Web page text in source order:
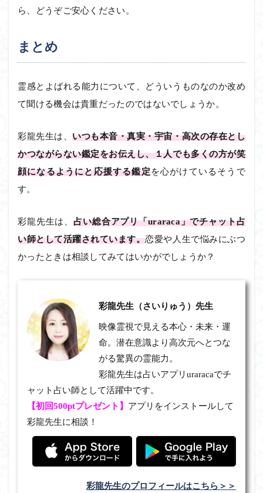
ら、どうぞご安心ください。
まとめ
霊感とよばれる能力について、どういうものなのか改め
て聞ける機会は貴重だったのではないでしょうか。
彩龍先生は、いつも本音・真実・宇宙・高次の存在とし
かつながらない鑑定をお伝えし、１人でも多くの方が笑
顔になるようにと応援する鑑定を心がけているそうで
す。
彩龍先生は、占い総合アプリ「uraraca」でチャット占
い師として活躍されています。恋愛や人生で悩みにぶつ
かったときは相談してみてはいかがでしょうか？
彩龍先生（さいりゅう）先生
映像霊視で見える本心・未来・運
命。潜在意識より高次元へとつな
がる驚異の霊能力。
彩龍先生は占いアプリuraracaでチ
ャット占い師として活躍中です。
【初回500ptプレゼント】 アプリをインストールして
彩龍先生に相談！
彩龍先生のプロフィールはこちら＞＞